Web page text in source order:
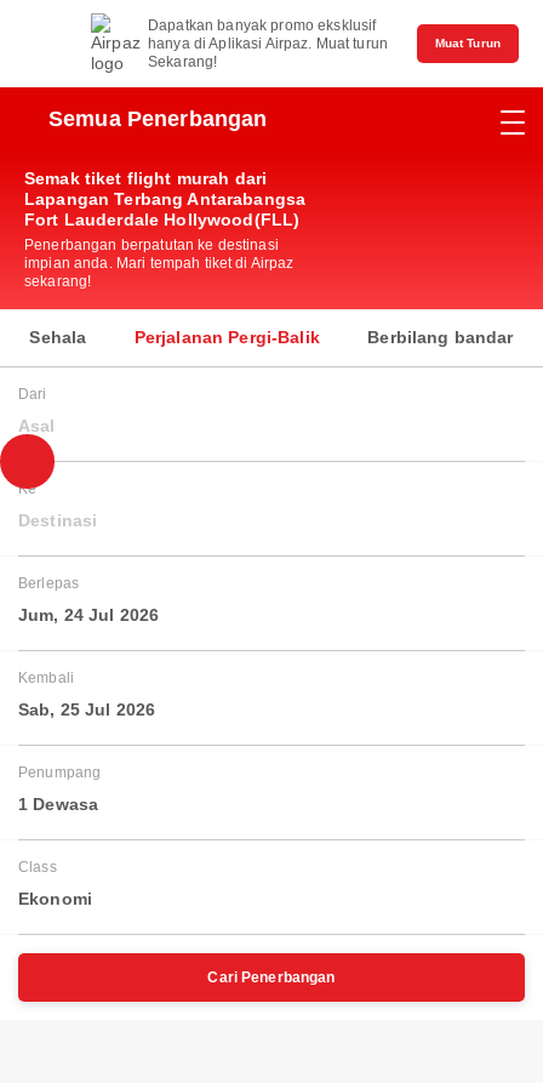
Dapatkan banyak promo eksklusif
hanya di Aplikasi Airpaz. Muat turun
Sekarang!
Muat Turun
Semua Penerbangan
Semak tiket flight murah dari
Lapangan Terbang Antarabangsa
Fort Lauderdale Hollywood(FLL)
Penerbangan berpatutan ke destinasi
impian anda. Mari tempah tiket di Airpaz
sekarang!
Sehala Perjalanan Pergi-Balik Berbilang bandar
Dari
Asal
Ke
Destinasi
Berlepas
Jum, 24 Jul 2026
Kembali
Sab, 25 Jul 2026
Penumpang
1 Dewasa
Class
Ekonomi
Cari Penerbangan